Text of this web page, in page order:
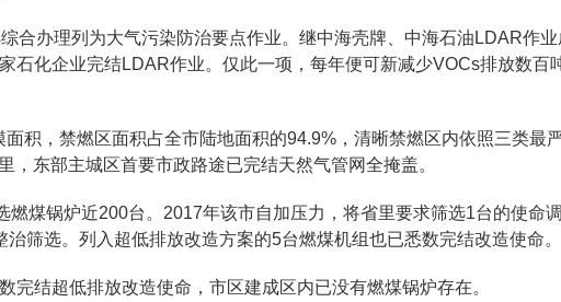
合办理列为大气污染防治要点作业。继中海壳牌、中海石油LDAR作
石化企业完结LDAR作业。仅此一项，每年便可新减少VOCs排放数百
积，禁燃区面积占全市陆地面积的94.9%，清晰禁燃区内依照三类最
，东部主城区首要市政路途已完结天然气管网全掩盖。
燃煤锅炉近200台。2017年该市自加压力，将省里要求筛选1台的使命
筛选。列入超低排放改造方案的5台燃煤机组也已悉数完结改造使命。
完结超低排放改造使命，市区建成区内已没有燃煤锅炉存在。